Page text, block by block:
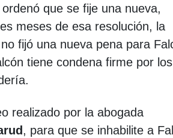
que se fije una nueva,
meses de esa resolución, la
fijó una nueva pena para
tiene condena firme por los
realizado por la abogada
, para que se inhabilite a